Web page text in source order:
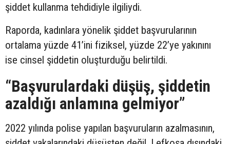
şiddet kullanma tehdidiyle ilgiliydi.
Raporda, kadınlara yönelik şiddet başvurularının
ortalama yüzde 41’ini fiziksel, yüzde 22’ye yakınını
ise cinsel şiddetin oluşturduğu belirtildi.
“Başvurulardaki düşüş, şiddetin
azaldığı anlamına gelmiyor”
2022 yılında polise yapılan başvuruların azalmasının,